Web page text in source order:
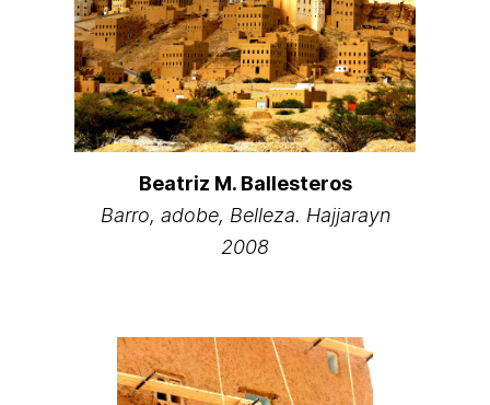
Beatriz M. Ballesteros
Barro, adobe, Belleza. Hajjarayn
2008